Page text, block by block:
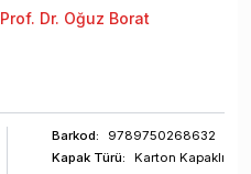
Prof. Dr. Oğuz Borat
Barkod:
9789750268632
Kapak Türü:
Karton Kapaklı